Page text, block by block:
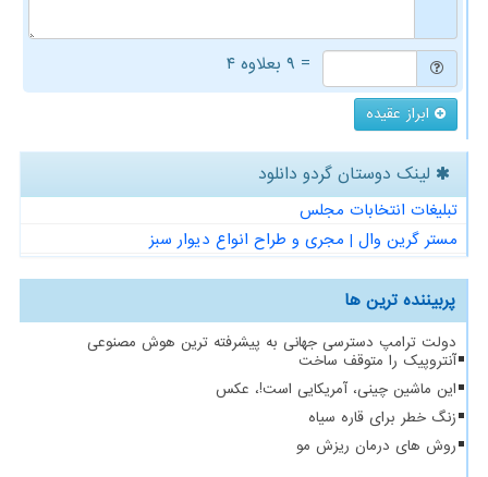
= ۹ بعلاوه ۴
ابراز عقیده
لینک دوستان گردو دانلود
تبلیغات انتخابات مجلس
مستر گرین وال | مجری و طراح انواع دیوار سبز
پربیننده ترین ها
دولت ترامپ دسترسی جهانی به پیشرفته ترین هوش مصنوعی
آنتروپیک را متوقف ساخت
این ماشین چینی، آمریکایی است!، عکس
زنگ خطر برای قاره سیاه
روش های درمان ریزش مو